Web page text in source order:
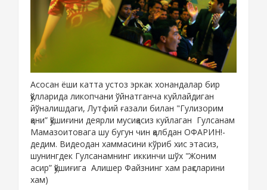
Асосан ёши катта устоз эркак хонандалар бир
қўлларида ликопчани ўйнатганча куйлайдиган
йўналишдаги, Лутфий ғазали билан "Гулизорим
қани” қўшиғини деярли мусиқасиз куйлаган Гулсанам
Мамазоитовага шу бугун чин қалбдан ОФАРИН!-
дедим. Видеодан хаммасини кўриб хис этасиз,
шунингдек Гулсанамнинг иккинчи шўх "Жоним
асир” қўшиғига Алишер Файзнинг хам рақсларини
хам)